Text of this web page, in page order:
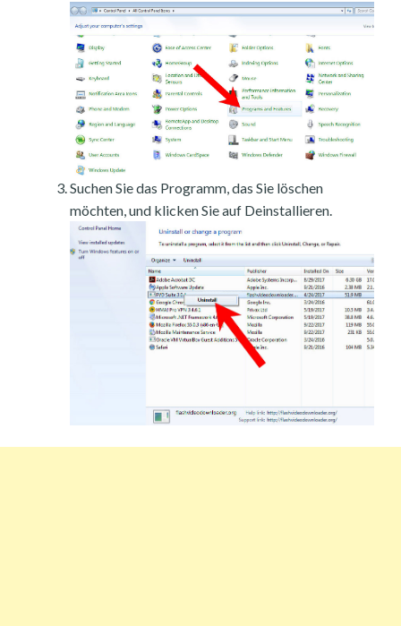
Suchen Sie das Programm, das Sie löschen
möchten, und klicken Sie auf Deinstallieren.